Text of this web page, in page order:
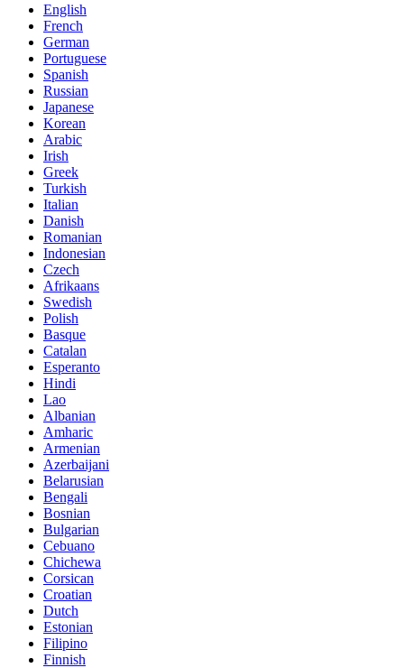
English
French
German
Portuguese
Spanish
Russian
Japanese
Korean
Arabic
Irish
Greek
Turkish
Italian
Danish
Romanian
Indonesian
Czech
Afrikaans
Swedish
Polish
Basque
Catalan
Esperanto
Hindi
Lao
Albanian
Amharic
Armenian
Azerbaijani
Belarusian
Bengali
Bosnian
Bulgarian
Cebuano
Chichewa
Corsican
Croatian
Dutch
Estonian
Filipino
Finnish